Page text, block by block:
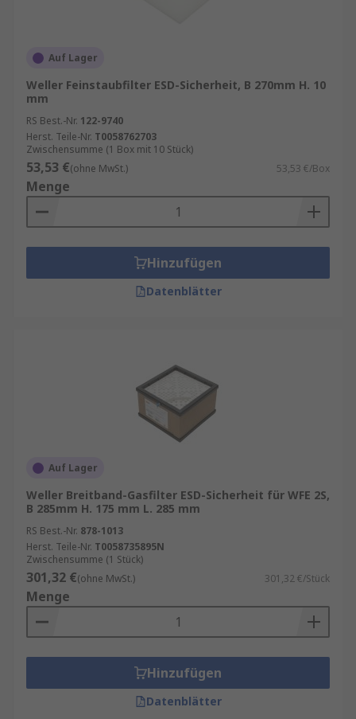
Auf Lager
Weller Feinstaubfilter ESD-Sicherheit, B 270mm H. 10
mm
RS Best.-Nr. 122-9740
Herst. Teile-Nr. T0058762703
Zwischensumme (1 Box mit 10 Stück)
53,53 €(ohne MwSt.) 53,53 €/Box
Menge
Hinzufügen
Datenblätter
Auf Lager
Weller Breitband-Gasfilter ESD-Sicherheit für WFE 2S,
B 285mm H. 175 mm L. 285 mm
RS Best.-Nr. 878-1013
Herst. Teile-Nr. T0058735895N
Zwischensumme (1 Stück)
301,32 €(ohne MwSt.) 301,32 €/Stück
Menge
Hinzufügen
Datenblätter